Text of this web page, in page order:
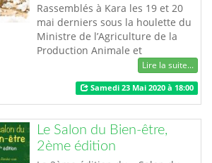
Rassemblés à Kara les 19 et 20
mai derniers sous la houlette du
Ministre de l’Agriculture de la
Production Animale et
Halieutique pour faire le bilan de
la nouvelle, les acteurs de la
filière cotonnière togolaise se
sont engagés pour redynamiser
et moderniser la filière afin
d’améliorer toujours les
Lire la suite...
Samedi 23 Mai 2020 à 18:00
Le Salon du Bien-être,
2ème édition